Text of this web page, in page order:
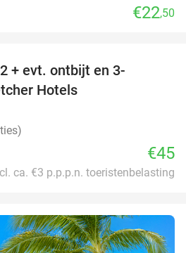
€22,50
+ evt. ontbijt en 3-
Hotels
€45
ca. €3 p.p.p.n. toeristenbelasting